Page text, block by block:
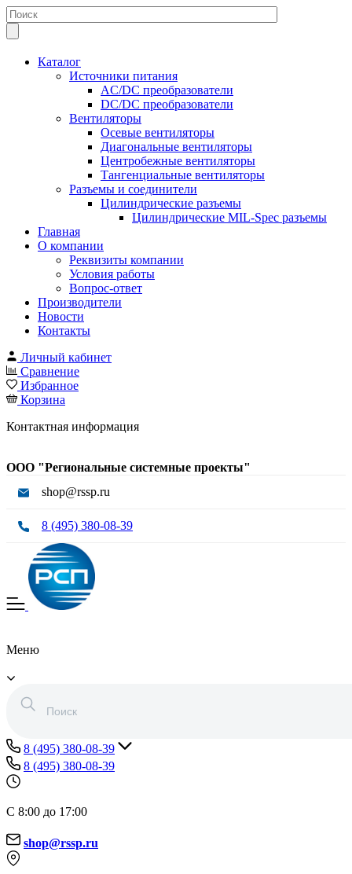
Каталог
Источники питания
AC/DC преобразователи
DC/DC преобразователи
Вентиляторы
Осевые вентиляторы
Диагональные вентиляторы
Центробежные вентиляторы
Тангенциальные вентиляторы
Разъемы и соединители
Цилиндрические разъемы
Цилиндрические MIL-Spec разъемы
Главная
О компании
Реквизиты компании
Условия работы
Вопрос-ответ
Производители
Новости
Контакты
Личный кабинет
Сравнение
Избранное
Корзина
Контактная информация
ООО "Региональные системные проекты"
shop@rssp.ru
8 (495) 380-08-39
Меню
8 (495) 380-08-39
8 (495) 380-08-39
С 8:00 до 17:00
shop@rssp.ru